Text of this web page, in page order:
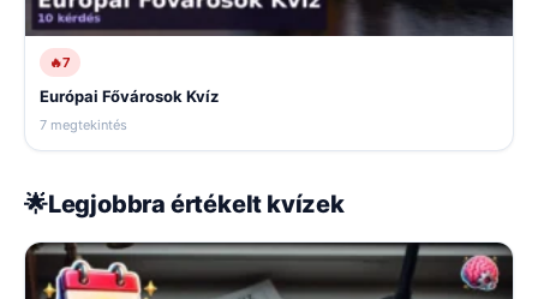
🔥7
Európai Fővárosok Kvíz
7 megtekintés
🌟Legjobbra értékelt kvízek